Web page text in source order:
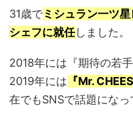
31歳でミシュラン一ツ
シェフに就任しました。
2018年には『期待の若
2019年には 『Mr.
在でもSNSで話題になっ